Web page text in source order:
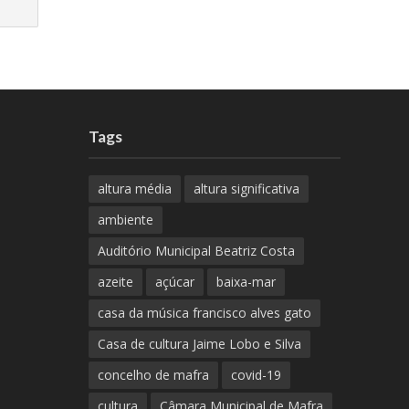
Tags
altura média
altura significativa
ambiente
Auditório Municipal Beatriz Costa
azeite
açúcar
baixa-mar
casa da música francisco alves gato
Casa de cultura Jaime Lobo e Silva
concelho de mafra
covid-19